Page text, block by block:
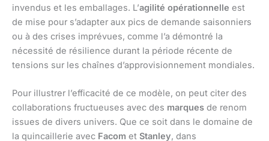
invendus et les emballages. L’agilité opérationnelle est
de mise pour s’adapter aux pics de demande saisonniers
ou à des crises imprévues, comme l’a démontré la
nécessité de résilience durant la période récente de
tensions sur les chaînes d’approvisionnement mondiales.
Pour illustrer l’efficacité de ce modèle, on peut citer des
collaborations fructueuses avec des marques de renom
issues de divers univers. Que ce soit dans le domaine de
la quincaillerie avec Facom et Stanley, dans